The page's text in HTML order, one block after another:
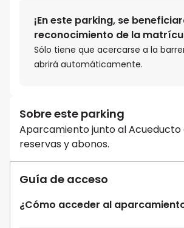
¡En este parking, se
reconocimiento de la
Sólo tiene que acercarse a la
abrirá automáticamente.
Sobre este parking
Aparcamiento junto al
reservas y abonos.
Guía de acceso
¿Cómo acceder al